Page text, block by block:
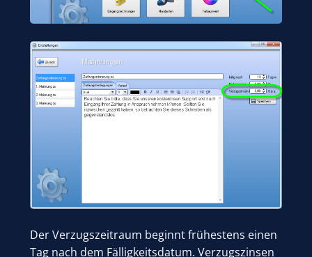
Der Verzugszeitraum beginnt frühestens einen
Tag nach dem Fälligkeitsdatum. Verzugszinsen